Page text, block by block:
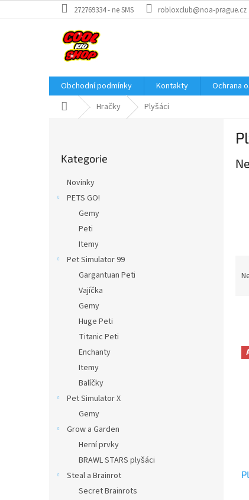
na
272769334 - ne SMS robloxclub@noa-prague.cz
Obchodní podmínky Kontakty Ochrana
Domů Hračky Plyšáci
kategorie
Kategorie
Novinky
PETS GO!
Gemy
Peti
Itemy
Pet Simulator 99
Gargantuan Peti
Vajíčka
Gemy
Huge Peti
Titanic Peti
Enchanty
Itemy
Balíčky
Pet Simulator X
Gemy
Grow a Garden
Herní prvky
BRAWL STARS plyšáci
Steal a Brainrot
Secret Brainrots
V